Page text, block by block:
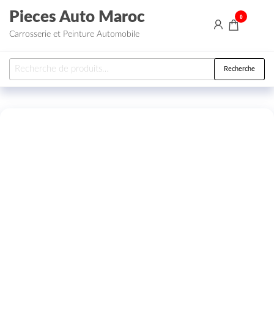
Aller au contenu
Pieces Auto Maroc
Carrosserie et Peinture Automobile
0
Recherche pour : Recherche